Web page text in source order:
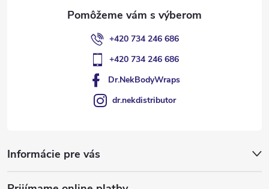
+420 734 246 686
+420 734 246 686
Dr.NekBodyWraps
dr.nekdistributor
Informácie pre vás